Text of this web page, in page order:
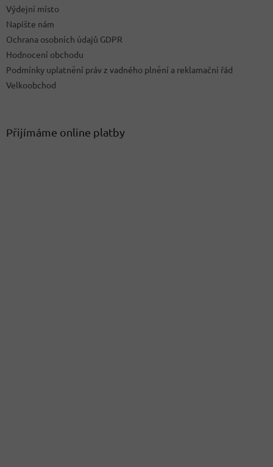
Výdejní místo
Napište nám
Ochrana osobních údajů GDPR
Hodnocení obchodu
Podmínky uplatnění práv z vadného plnění a reklamační řád
Velkoobchod
Přijímáme online platby